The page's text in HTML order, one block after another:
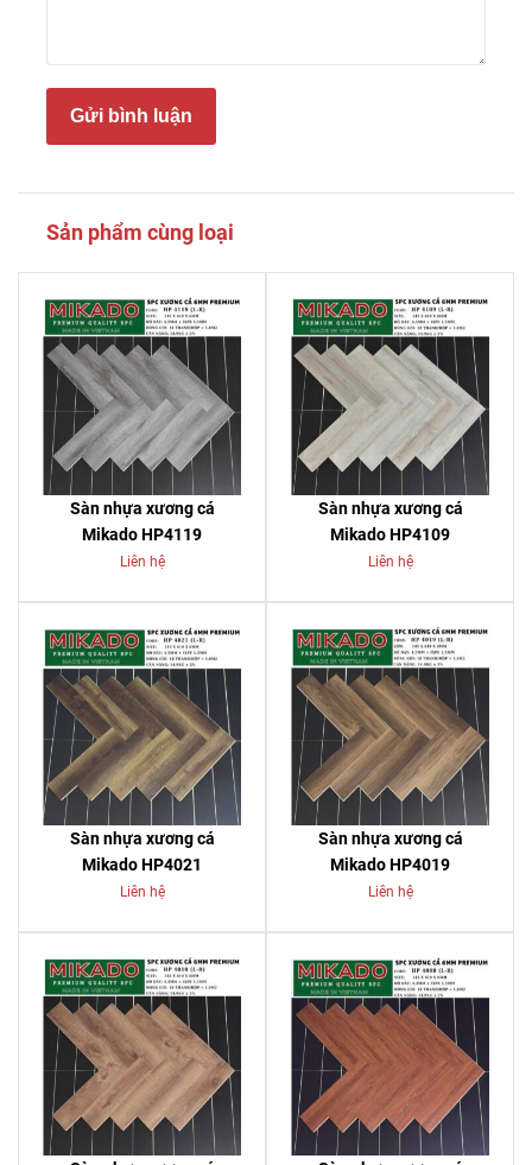
Gửi bình luận
Sản phẩm cùng loại
Sàn nhựa xương cá
Mikado HP4119
Liên hệ
Sàn nhựa xương cá
Mikado HP4109
Liên hệ
Sàn nhựa xương cá
Mikado HP4021
Liên hệ
Sàn nhựa xương cá
Mikado HP4019
Liên hệ